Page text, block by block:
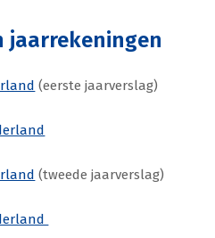
jaarrekeningen
(eerste jaarverslag)
(tweede jaarverslag)